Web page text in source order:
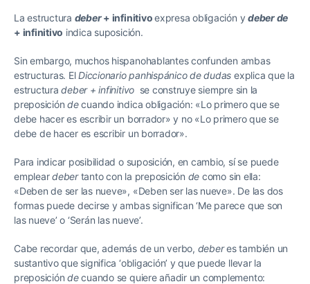
La estructura deber+ infinitivoexpresa obligación ydeber de
+ infinitivo indica suposición.
Sin embargo, muchos hispanohablantes confunden ambas
estructuras. ElDiccionario panhispánico de dudasexplica que la
estructuradeber + infinitivo se construye siempre sin la
preposicióndecuando indica obligación: «Lo primero que se
debe hacer es escribir un borrador» y no «Lo primero que se
debe de hacer es escribir un borrador».
Para indicar posibilidad o suposición, en cambio, sí se puede
empleardebertanto con la preposición de como sin ella:
«Deben de ser las nueve», «Deben ser las nueve». De las dos
formas puede decirse y ambas significan ‘Me parece que son
las nueve’ o ‘Serán las nueve’.
Cabe recordar que, además de un verbo, deberes también un
sustantivo que significa ‘obligación’ y que puede llevar la
preposicióndecuando se quiere añadir un complemento: